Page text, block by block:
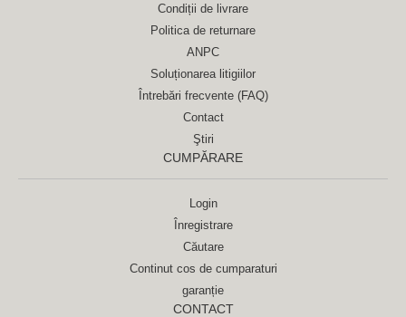
Condiții de livrare
Politica de returnare
ANPC
Soluționarea litigiilor
Întrebări frecvente (FAQ)
Contact
Ştiri
CUMPĂRARE
Login
Înregistrare
Căutare
Continut cos de cumparaturi
garanție
CONTACT